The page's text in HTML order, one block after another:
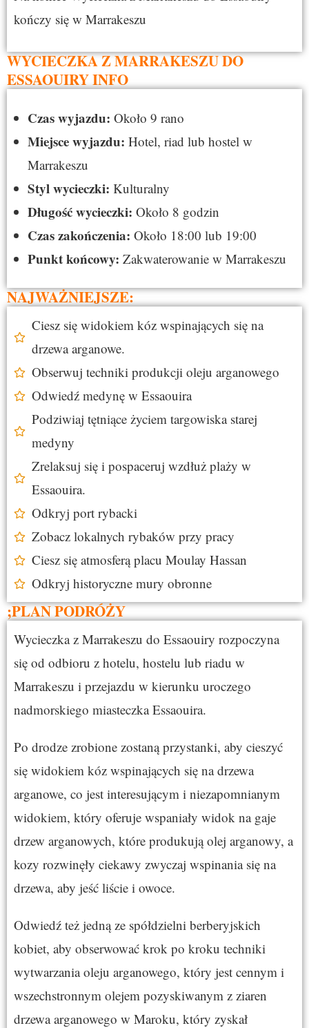
kończy się w Marrakeszu
WYCIECZKA Z MARRAKESZU DO
ESSAOUIRY INFO
Czas wyjazdu: Około 9 rano
Miejsce wyjazdu: Hotel, riad lub hostel w
Marrakeszu
Styl wycieczki: Kulturalny
Długość wycieczki: Około 8 godzin
Czas zakończenia: Około 18:00 lub 19:00
Punkt końcowy: Zakwaterowanie w Marrakeszu
NAJWAŻNIEJSZE:
Ciesz się widokiem kóz wspinających się na
drzewa arganowe.
Obserwuj techniki produkcji oleju arganowego
Odwiedź medynę w Essaouira
Podziwiaj tętniące życiem targowiska starej
medyny
Zrelaksuj się i pospaceruj wzdłuż plaży w
Essaouira.
Odkryj port rybacki
Zobacz lokalnych rybaków przy pracy
Ciesz się atmosferą placu Moulay Hassan
Odkryj historyczne mury obronne
;PLAN PODRÓŻY
Wycieczka z Marrakeszu do Essaouiry rozpoczyna
się od odbioru z hotelu, hostelu lub riadu w
Marrakeszu i przejazdu w kierunku uroczego
nadmorskiego miasteczka Essaouira.
Po drodze zrobione zostaną przystanki, aby cieszyć
się widokiem kóz wspinających się na drzewa
arganowe, co jest interesującym i niezapomnianym
widokiem, który oferuje wspaniały widok na gaje
drzew arganowych, które produkują olej arganowy, a
kozy rozwinęły ciekawy zwyczaj wspinania się na
drzewa, aby jeść liście i owoce.
Odwiedź też jedną ze spółdzielni berberyjskich
kobiet, aby obserwować krok po kroku techniki
wytwarzania oleju arganowego, który jest cennym i
wszechstronnym olejem pozyskiwanym z ziaren
drzewa arganowego w Maroku, który zyskał